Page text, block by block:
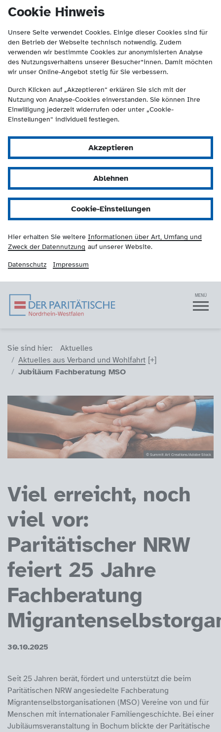
Cookie Hinweis
Unsere Seite verwendet Cookies. Einige dieser Cookies sind für
den Betrieb der Webseite technisch notwendig. Zudem
verwenden wir bestimmte Cookies zur anonymisierten Analyse
des Nutzungsverhaltens unserer Besucher*innen. Damit möchten
wir unser Online-Angebot stetig für Sie verbessern.
Durch Klicken auf „Akzeptieren“ erklären Sie sich mit der
Nutzung von Analyse-Cookies einverstanden. Sie können Ihre
Einwilligung jederzeit widerrufen oder unter „Cookie-
Einstellungen“ individuell festlegen.
Akzeptieren
Ablehnen
Cookie-Einstellungen
Hier erhalten Sie weitere Informationen über Art, Umfang und
Zweck der Datennutzung auf unserer Website.
Datenschutz Impressum
Der Paritätische NRW
springen
(Kontakt und Suche) springen.
Navigation MENÜ
Sie sind hier (Breadcrumb)
Sie sind hier:
Aktuelles
Aktuelles aus Verband und Wohlfahrt
Jubiläum Fachberatung MSO
© Summit Art Creations/Adobe Stock
Viel erreicht, noch
viel vor:
Paritätischer NRW
feiert 25 Jahre
Fachberatung
30.10.2025
Seit 25 Jahren berät, fördert und unterstützt die beim
Paritätischen NRW angesiedelte Fachberatung
Migrantenselbstorganisationen (MSO) Vereine von und für
Menschen mit internationaler Familiengeschichte. Bei einer
Jubiläumsveranstaltung in Bochum blickte der Paritätische